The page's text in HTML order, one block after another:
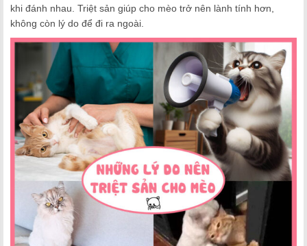
khi đánh nhau. Triệt sản giúp cho mèo trở nên lành tính hơn,
không còn lý do để đi ra ngoài.